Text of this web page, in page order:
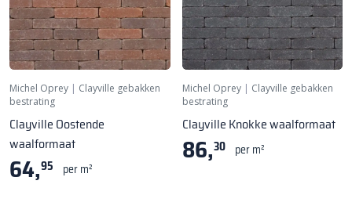
Michel Oprey | Clayville gebakken
bestrating
Clayville Oostende
waalformaat
64,95 per m²
Michel Oprey| Clayville gebakken
bestrating
Clayville Knokke waalformaat
86,30 per m²